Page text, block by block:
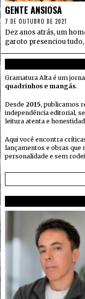
GENTE ANSIOSA
7 DE OUTUBRO DE 2021
Dez anos atrás, um
garoto presenciou
Gramatura Alta é um
quadrinhos e mangás.
Desde 2015, publicamos
independência editorial,
leitura atenta e
Aqui você encontra
lançamentos e obras
personalidade e sem